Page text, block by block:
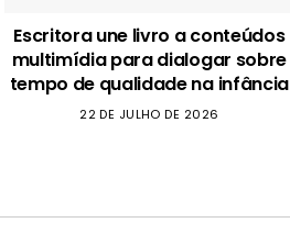
Escritora une livro a conteúdos
multimídia para dialogar sobre
tempo de qualidade na infância
22 DE JULHO DE 2026